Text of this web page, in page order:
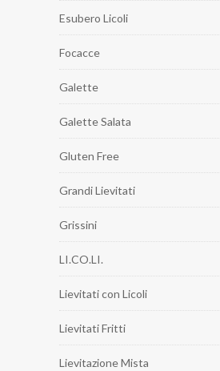
Esubero Licoli
Focacce
Galette
Galette Salata
Gluten Free
Grandi Lievitati
Grissini
LI.CO.LI.
Lievitati con Licoli
Lievitati Fritti
Lievitazione Mista